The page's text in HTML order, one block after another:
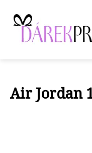
Air Jordan